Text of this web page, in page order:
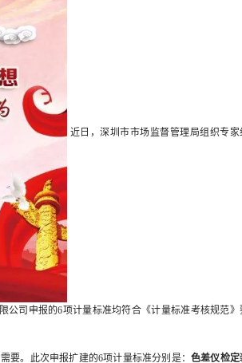
近日，深圳市市场监督管理局组织专家
公司申报的6项计量标准均符合《计量标准考核规范》
要。此次申报扩建的6项计量标准分别是：色差仪检定